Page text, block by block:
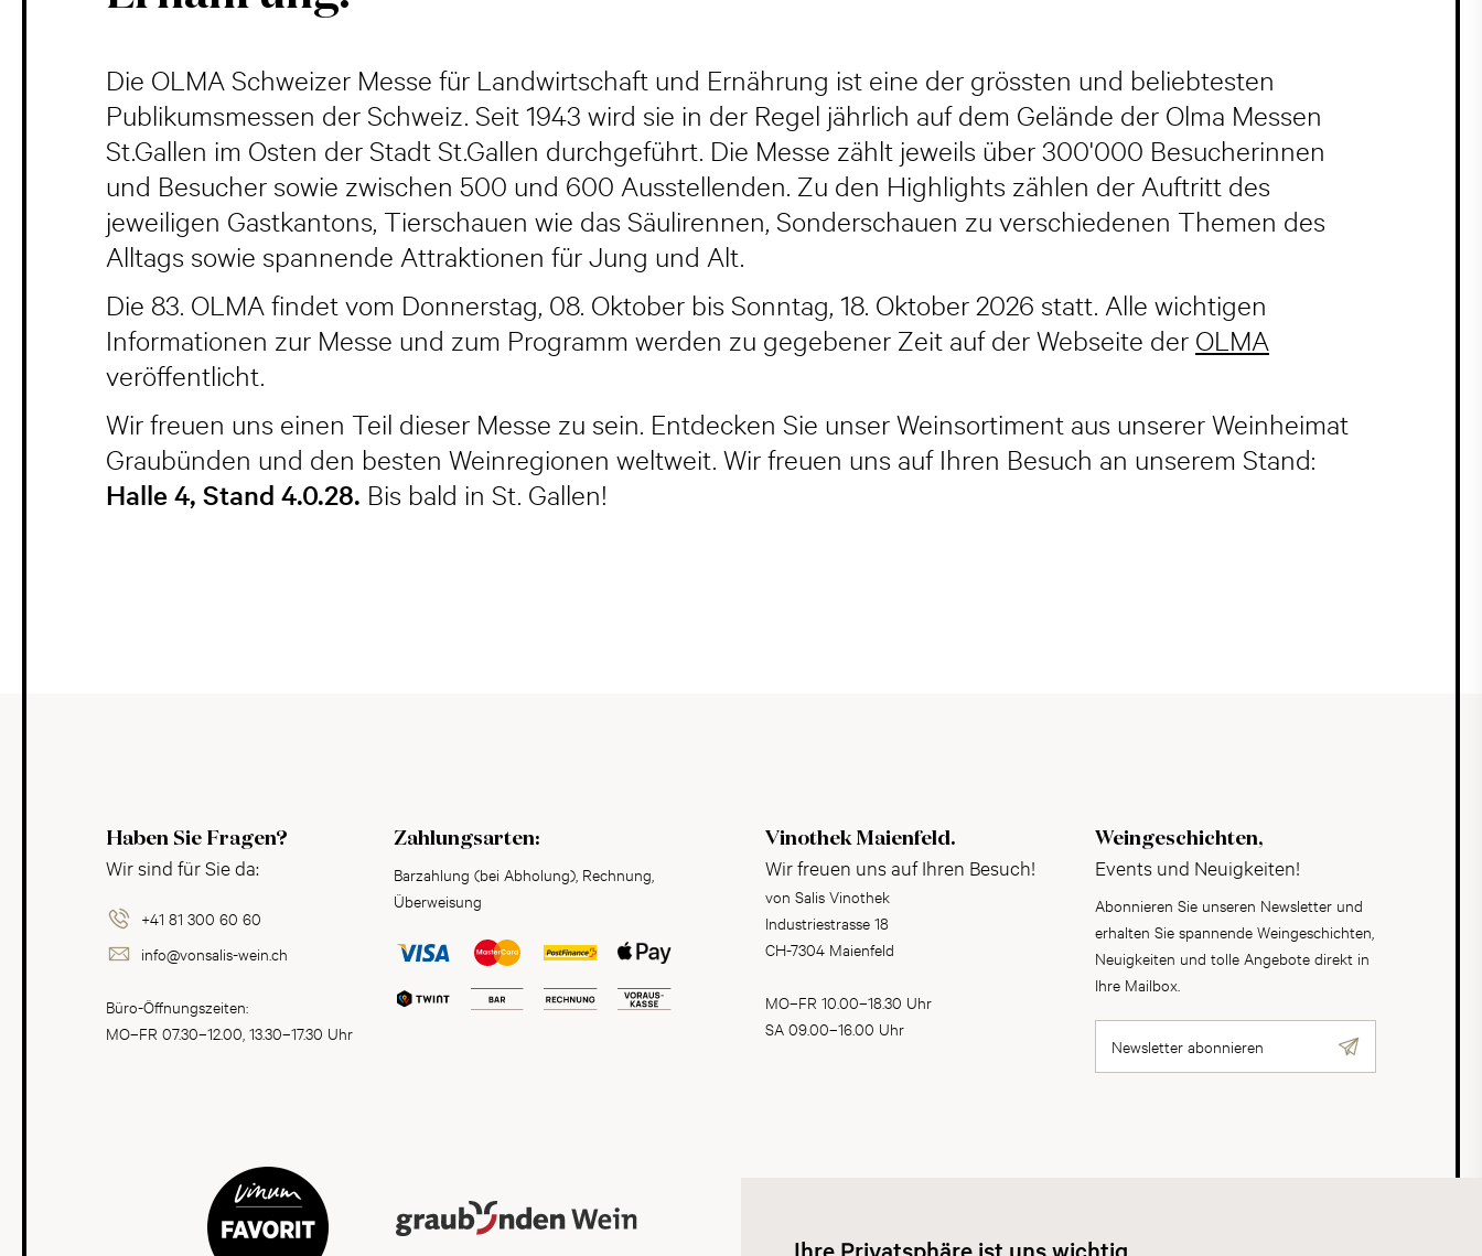
Die OLMA Schweizer Messe für Landwirtschaft und Ernährung ist eine der grössten und beliebtesten
Publikumsmessen der Schweiz. Seit 1943 wird sie in der Regel jährlich auf dem Gelände der Olma Messen
St.Gallen im Osten der Stadt St.Gallen durchgeführt. Die Messe zählt jeweils über 300'000 Besucherinnen
und Besucher sowie zwischen 500 und 600 Ausstellenden. Zu den Highlights zählen der Auftritt des
jeweiligen Gastkantons, Tierschauen wie das Säulirennen, Sonderschauen zu verschiedenen Themen des
Alltags sowie spannende Attraktionen für Jung und Alt.
Die 83. OLMA findet vom Donnerstag, 08. Oktober bis Sonntag, 18. Oktober 2026 statt. Alle wichtigen
Informationen zur Messe und zum Programm werden zu gegebener Zeit auf der Webseite der OLMA
veröffentlicht.
Wir freuen uns einen Teil dieser Messe zu sein. Entdecken Sie unser Weinsortiment aus unserer Weinheimat
Graubünden und den besten Weinregionen weltweit. Wir freuen uns auf Ihren Besuch an unserem Stand:
Halle 4, Stand 4.0.28. Bis bald in St. Gallen!
Haben Sie Fragen?
Wir sind für Sie da:
+41 81 300 60 60
info@vonsalis-wein.ch
Büro-Öffnungszeiten:
MO–FR 07.30–12.00, 13.30–17.30 Uhr
Zahlungsarten:
Barzahlung (bei Abholung), Rechnung,
Überweisung
Vinothek Maienfeld.
Wir freuen uns auf Ihren Besuch!
von Salis Vinothek
Industriestrasse 18
CH-7304 Maienfeld
MO–FR 10.00–18.30 Uhr
SA 09.00–16.00 Uhr
Weingeschichten,
Events und Neuigkeiten!
Abonnieren Sie unseren Newsletter und
erhalten Sie spannende Weingeschichten,
Neuigkeiten und tolle Angebote direkt in
Ihre Mailbox.
Newsletter abonnieren